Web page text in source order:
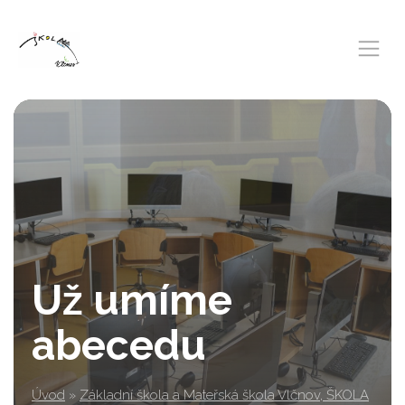
Už umíme
abecedu
Úvod » Základní škola a Mateřská škola Vlčnov, ŠKOLA